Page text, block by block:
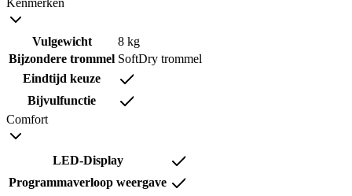
Kenmerken
Vulgewicht
8 kg
Bijzondere trommel SoftDry trommel
Eindtijd keuze
Bijvulfunctie
Comfort
LED-Display
Programmaverloop weergave